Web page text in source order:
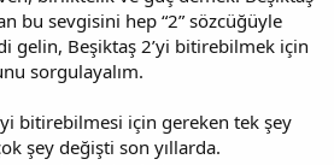
bu sevgisini hep “2” sözcüğüyle
gelin, Beşiktaş 2’yi bitirebilmek için
sorgulayalım.
bitirebilmesi için gereken tek şey
şey değişti son yıllarda.